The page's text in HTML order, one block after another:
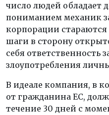
число людей обладает
пониманием механик
корпорации стараются
шаги в сторону
себя ответственность
злоупотребления
В идеале компания, в
от гражданина ЕС,
течение 30 дней с